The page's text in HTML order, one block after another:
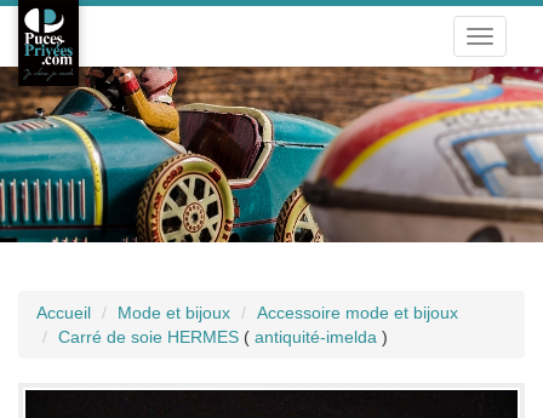
Toggle
Accueil Mode et bijoux
Accessoire mode et bijoux
Carré de soie HERMES ( antiquité-imelda )